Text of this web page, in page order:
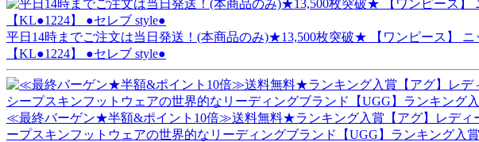
平日14時までご注文は当日発送！(本商品のみ)★13,500枚突破★ 【ワンピース】 ニ
【KL●1224】 ●セレブ style●
≪最終バーゲン★半額&ポイント10倍≫送料無料★ランキング入賞【アグ】レディ
ープスキンフットウェアの世界的なリーディングブランド【UGG】ランキング入